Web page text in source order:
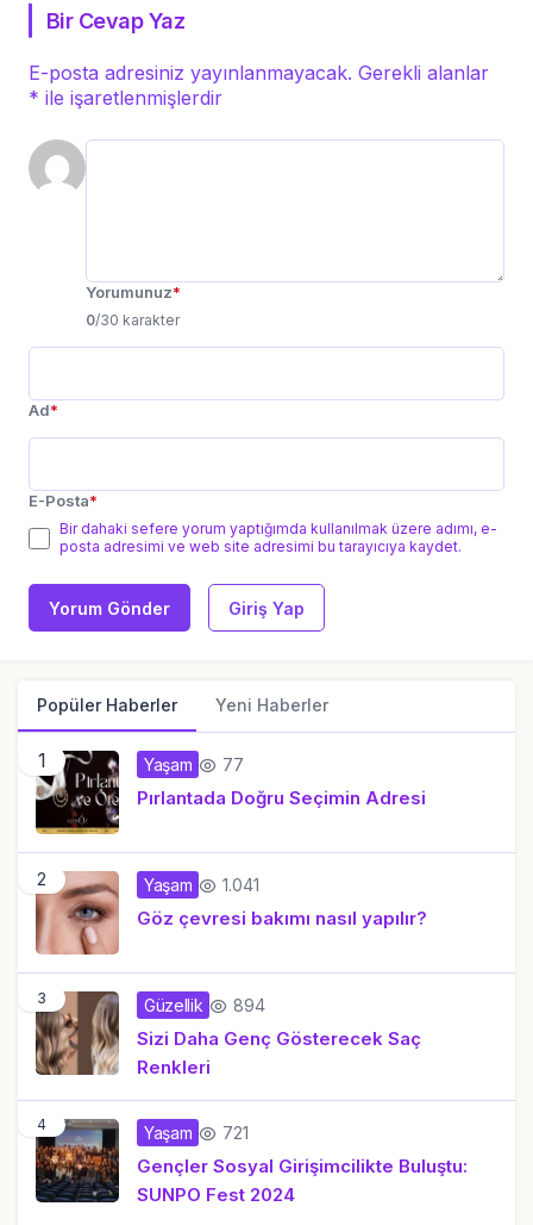
Bir Cevap Yaz
E-posta adresiniz yayınlanmayacak. Gerekli alanlar
* ile işaretlenmişlerdir
Yorumunuz*
0/30 karakter
Ad*
E-Posta*
Bir dahaki sefere yorum yaptığımda kullanılmak üzere adımı, e-
posta adresimi ve web site adresimi bu tarayıcıya kaydet.
Yorum Gönder Giriş Yap
Popüler Haberler Yeni Haberler
1 Yaşam 77
Pırlantada Doğru Seçimin Adresi
2 Yaşam 1.041
Göz çevresi bakımı nasıl yapılır?
3 Güzellik 894
Sizi Daha Genç Gösterecek Saç
Renkleri
4 Yaşam 721
Gençler Sosyal Girişimcilikte Buluştu:
SUNPO Fest 2024